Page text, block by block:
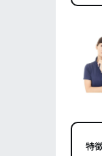
特